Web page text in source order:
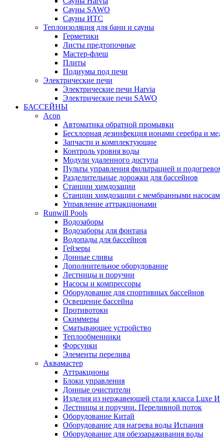
Сауны SAWO
Сауны ИТС
Теплоизоляция для бани и сауны
Герметики
Листы предтопочные
Мастер-флеш
Плиты
Подиумы под печи
Электрические печи
Электрические печи Harvia
Электрические печи SAWO
БАССЕЙНЫ
Acon
Автоматика обратной промывки
Беcхлорная дезинфекция ионами серебра и
Запчасти и комплектующие
Контроль уровня воды
Модули удаленного доступа
Пульты управления фильтрацией и
Разделительные дорожки для бассейнов
Станции химдозации
Станции химдозации с мембранными
Управление аттракционами
Runwill Pools
Водозаборы
Водозаборы для фонтана
Водопады для бассейнов
Гейзеры
Донные сливы
Дополнительное оборудование
Лестницы и поручни
Насосы и компрессоры
Оборудование для спортивных бассейнов
Освещение бассейна
Противотоки
Скиммеры
Сматывающее устройство
Теплообменники
Форсунки
Элементы перелива
Аквамастер
Аттракционы
Блоки управления
Донные очистители
Изделия из нержавеющей стали класса Luxe
Лестницы и поручни. Переливной поток
Оборудование Китай
Оборудование для нагрева воды Испания
Оборудование для обеззараживания воды